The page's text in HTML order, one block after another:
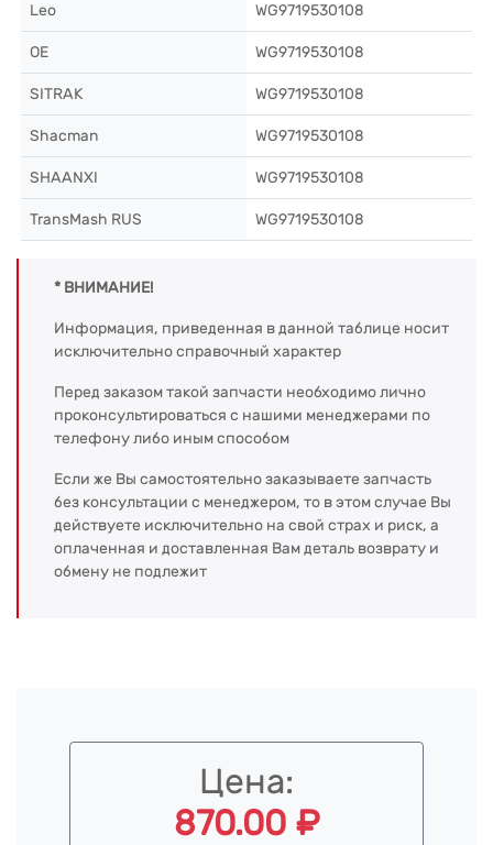
Leo WG9719530108
OE WG9719530108
SITRAK WG9719530108
Shacman WG9719530108
SHAANXI WG9719530108
TransMash RUS WG9719530108
* ВНИМАНИЕ!
Информация, приведенная в данной таблице носит
исключительно справочный характер
Перед заказом такой запчасти необходимо лично
проконсультироваться с нашими менеджерами по
телефону либо иным способом
Если же Вы самостоятельно заказываете запчасть
без консультации с менеджером, то в этом случае Вы
действуете исключительно на свой страх и риск, а
оплаченная и доставленная Вам деталь возврату и
обмену не подлежит
Цена:
870.00 ₽